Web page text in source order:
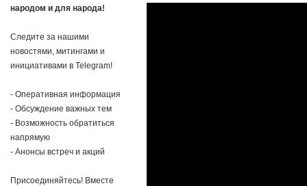
народом и для народа!
Следите за нашими
новостями, митингами и
инициативами в Telegram!
- Оперативная информация
- Обсуждение важных тем
- Возможность обратиться
напрямую
- Анонсы встреч и акций
Присоединяйтесь! Вместе